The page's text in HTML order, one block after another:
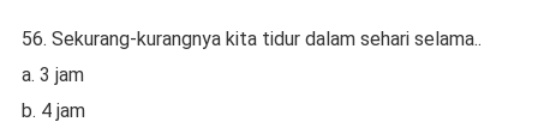
56. Sekurang-kurangnya kita tidur dalam sehari selama..
a. 3 jam
b. 4 jam